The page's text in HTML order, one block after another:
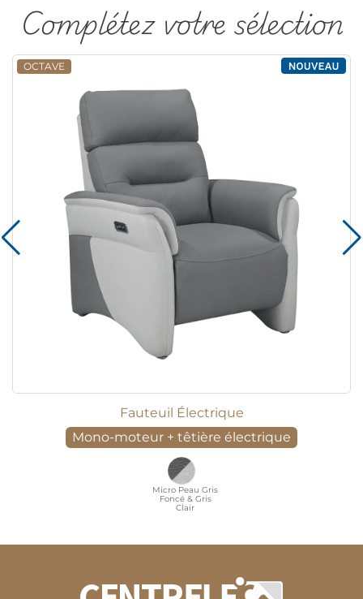
Complétez votre sélection
OCTAVE
Fauteuil Électrique
Mono-moteur + têtière électrique
Micro Peau Gris
Foncé & Gris
Clair